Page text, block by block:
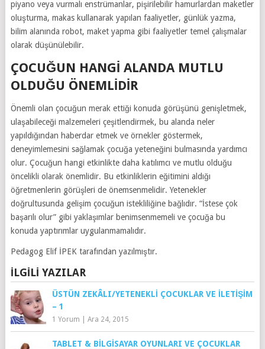
piyano veya vurmalı enstrümanlar, pişirilebilir hamurlardan maketler
oluşturma, makas kullanarak yapılan faaliyetler, günlük yazma,
bilim alanında robot, maket yapma gibi faaliyetler temel çalışmalar
olarak düşünülebilir.
ÇOCUĞUN HANGI ALANDA MUTLU
OLDUĞU ÖNEMLIDIR
Önemli olan çocuğun merak ettiği konuda görüşünü genişletmek,
ulaşabileceği malzemeleri çeşitlendirmek, bu alanda neler
yapıldığından haberdar etmek ve örnekler göstermek,
deneyimlemesini sağlamak çocuğa yeteneğini bulmasında yardımcı
olur. Çocuğun hangi etkinlikte daha katılımcı ve mutlu olduğu
öncelikli olarak önemlidir. Bu etkinliklerin eğitimini aldığı
öğretmenlerin görüşleri de önemsenmelidir. Yetenekler
doğrultusunda gelişim çocuğun istekliliğine bağlıdır. “İstese çok
başarılı olur” gibi yaklaşımlar benimsenmemeli ve çocuğa bu
konuda yaptırımlar uygulanmamalıdır.
Pedagog Elif İPEK tarafından yazılmıştır.
İLGILI YAZILAR
ÜSTÜN ZEKÂLI/YETENEKLI ÇOCUKLAR VE İLETIŞIM
– 1
1 Yorum Ara 24, 2015
TABLET & BILGISAYAR OYUNLARI VE ÇOCUKLAR